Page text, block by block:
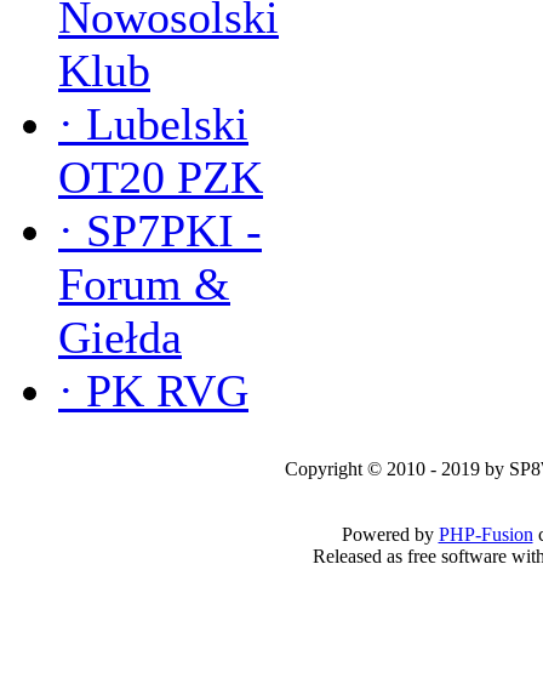
Nowosolski
Klub
· Lubelski
OT20 PZK
· SP7PKI -
Forum &
Giełda
· PK RVG
Copyright © 2010 - 2019 by
Powered by PHP-Fusion
Released as free software